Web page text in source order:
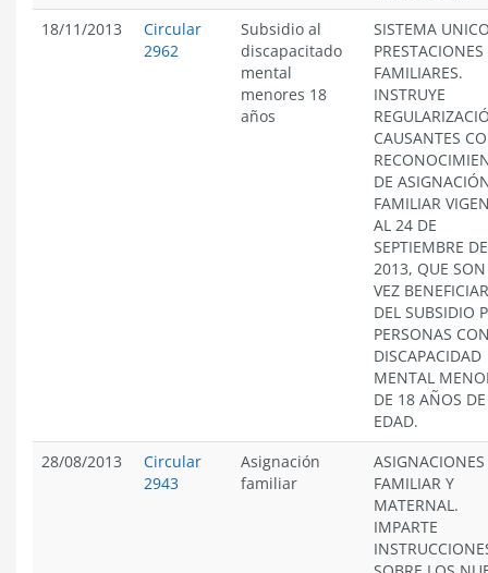
18/11/2013
Circular
2962
Subsidio al
discapacitado
mental
menores 18
años
SISTEMA
PRESTACIONES
FAMILIARES.
INSTRUYE
CAUSANTES
DE
FAMILIAR
AL 24 DE
SEPTIEMBRE DE
2013, QUE
VEZ
DEL SUBSIDIO
PERSONAS
DISCAPACIDAD
MENTAL
DE 18 AÑOS DE
EDAD.
28/08/2013
Circular
2943
Asignación
familiar
ASIGNACIONES
FAMILIAR Y
MATERNAL.
IMPARTE